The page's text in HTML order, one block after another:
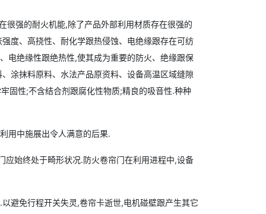
强的耐火机能,除了产品外部利用材质存在很强的
度、高挠性、耐化学跟热侵蚀、电绝缘跟存在可纺
电绝缘性跟绝热性,使其成为重要的防火、绝缘跟保
涂抹料原料、水法产品原资料、设备高温区域缝隙
固性;不含结合剂跟腐化性物质;精良的吸音性.种种
用中施展出令人满意的后果.
始终处于畸形状况.防火卷帘门在利用进程中,设备
避免行程开关失灵,卷帘卡逝世,电机碰壁跟产生其它